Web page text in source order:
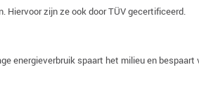
Hiervoor zijn ze ook door TÜV gecertificeerd.
energieverbruik spaart het milieu en